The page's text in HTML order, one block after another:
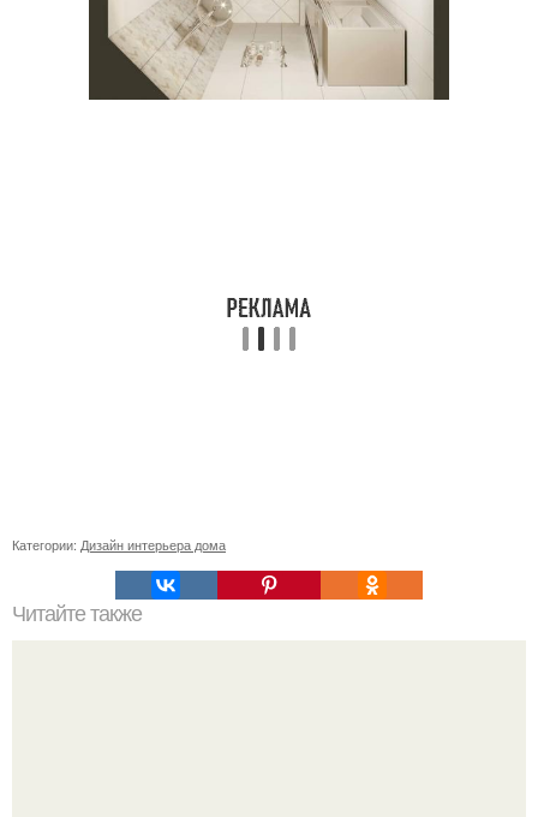
Категории: Дизайн интерьера дома
Читайте также